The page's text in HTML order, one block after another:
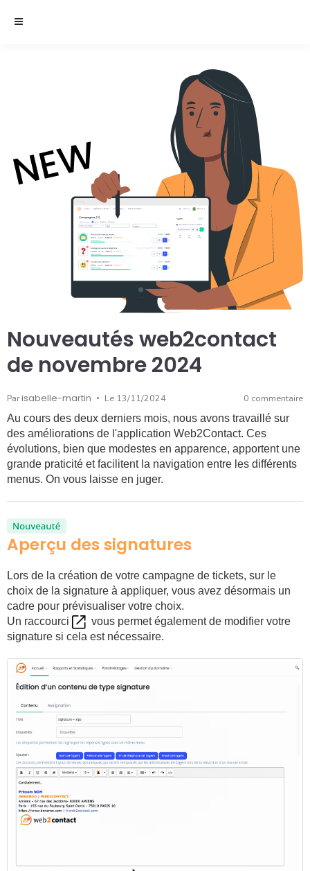
Nouveautés web2contact
de novembre 2024
Parisabelle-martin Le 13/11/2024
0 commentaire
Au cours des deux derniers mois, nous avons travaillé sur
des améliorations de l'application Web2Contact. Ces
évolutions, bien que modestes en apparence, apportent une
grande praticité et facilitent la navigation entre les différents
menus. On vous laisse en juger.
Aperçu des signatures
Lors de la création de votre campagne de tickets, sur le
choix de la signature à appliquer, vous avez désormais un
cadre pour prévisualiser votre choix.
Un raccourci
vous permet également de modifier votre
signature si cela est nécessaire.